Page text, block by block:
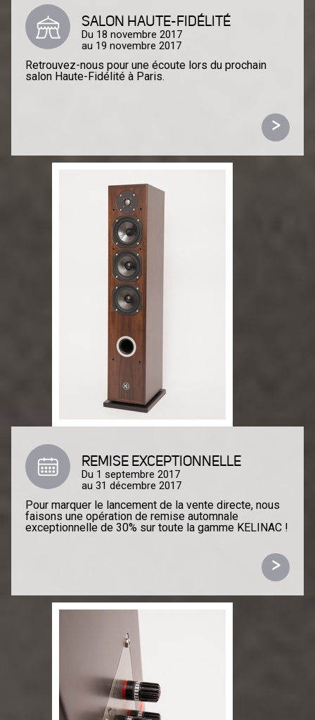
SALON HAUTE-FIDÉLITÉ
Du 18 novembre 2017
au 19 novembre 2017
Retrouvez-nous pour une écoute lors du prochain
salon Haute-Fidélité à Paris.
>
REMISE EXCEPTIONNELLE
Du 1 septembre 2017
au 31 décembre 2017
Pour marquer le lancement de la vente directe, nous
faisons une opération de remise automnale
exceptionnelle de 30% sur toute la gamme KELINAC !
Retrouvez cette offre dans nos KELINAC Centers
associés à l'opération !
Vous trouverez leur coordonnées sur la page
revendeurs de notre site.
>